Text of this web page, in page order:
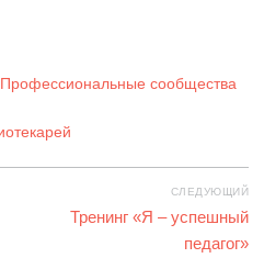
Профессиональные сообщества
СЛЕДУЮЩИЙ
Следующая
Тренинг «Я – успешный
педагог»